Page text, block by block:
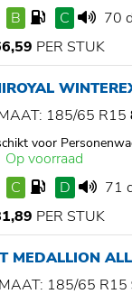
B
C
70
PER STUK
185/65 R15
voor
Op voorraad
C
D
71
PER STUK
MEDALLION
MAAT: 185/65 R15